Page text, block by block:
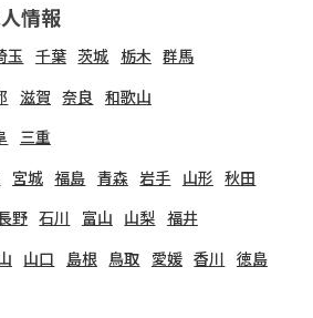
情報
玉 千葉 茨城 栃木 群馬
滋賀 奈良 和歌山
三重
宮城 福島 青森 岩手 山形 秋田
野 石川 富山 山梨 福井
山口 島根 鳥取 愛媛 香川 徳島